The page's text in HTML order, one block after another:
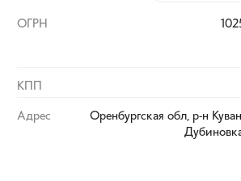
ОГРН
КПП
Адрес
Оренбургская обл, р-н